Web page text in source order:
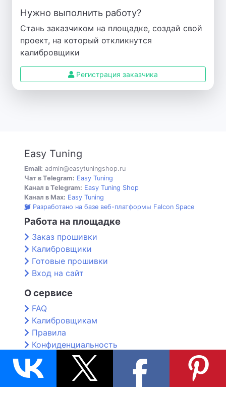
Нужно выполнить работу?
Стань заказчиком на площадке, создай свой
проект, на который откликнутся
калибровщики
Регистрация заказчика
Easy Tuning
Email: admin@easytuningshop.ru
Чат в Telegram: Easy Tuning
Канал в Telegram: Easy Tuning Shop
Канал в Max: Easy Tuning
Разработано на базе веб-платформы Falcon Space
Работа на площадке
Заказ прошивки
Калибровщики
Готовые прошивки
Вход на сайт
О сервисе
FAQ
Калибровщикам
Правила
Конфиденциальность
Контакты